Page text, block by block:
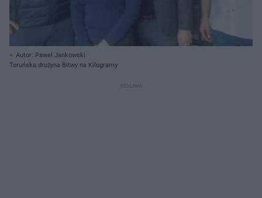
Autor: Paweł Jankowski
Toruńska drużyna Bitwy na Kilogramy